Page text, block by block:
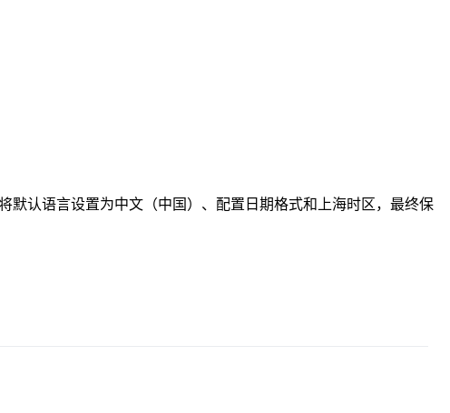
默认语言设置为中文（中国）、配置日期格式和上海时区，最终保